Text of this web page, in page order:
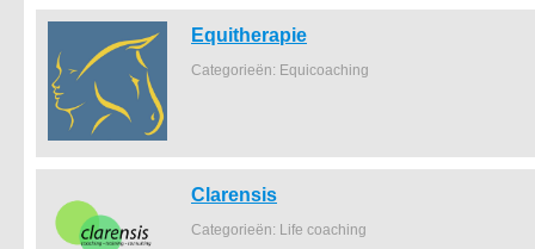
Equitherapie
Categorieën: Equicoaching
Clarensis
Categorieën: Life coaching